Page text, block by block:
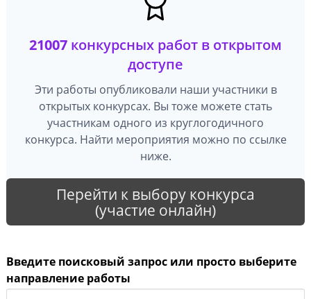
21007 конкурсных работ в открытом
доступе
Эти работы опубликовали наши участники в
открытых конкурсах. Вы тоже можете стать
участникам одного из круглогодичного
конкурса. Найти мероприятия можно по ссылке
ниже.
Перейти к выбору конкурса
(участие онлайн)
Введите поисковый запрос или просто выберите
направление работы